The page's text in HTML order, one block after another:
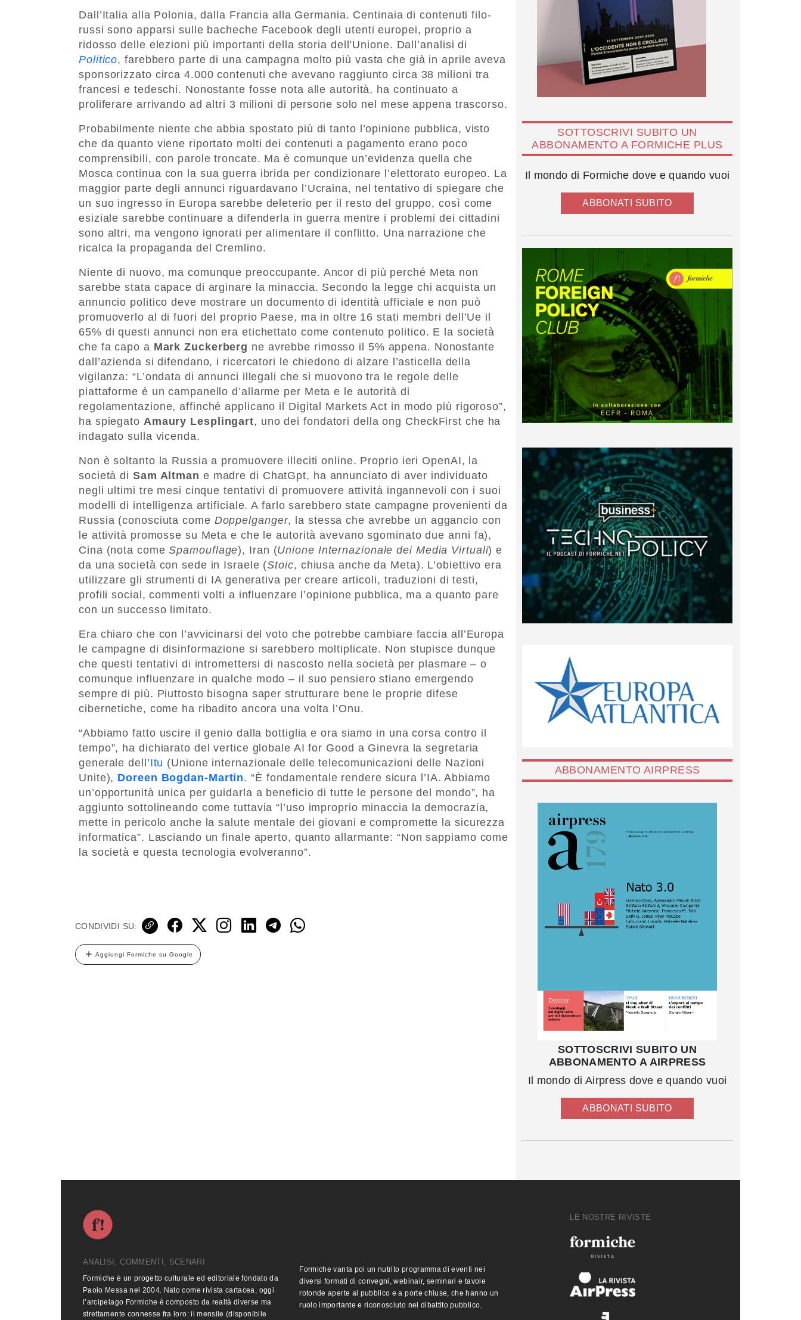
Dall’Italia alla Polonia, dalla Francia alla Germania. Centinaia di contenuti filo-
russi sono apparsi sulle bacheche Facebook degli utenti europei, proprio a
ridosso delle elezioni più importanti della storia dell’Unione. Dall’analisi di
Politico, farebbero parte di una campagna molto più vasta che già in aprile aveva
sponsorizzato circa 4.000 contenuti che avevano raggiunto circa 38 milioni tra
francesi e tedeschi. Nonostante fosse nota alle autorità, ha continuato a
proliferare arrivando ad altri 3 milioni di persone solo nel mese appena trascorso.
Probabilmente niente che abbia spostato più di tanto l’opinione pubblica, visto
che da quanto viene riportato molti dei contenuti a pagamento erano poco
comprensibili, con parole troncate. Ma è comunque un’evidenza quella che
Mosca continua con la sua guerra ibrida per condizionare l’elettorato europeo. La
maggior parte degli annunci riguardavano l’Ucraina, nel tentativo di spiegare che
un suo ingresso in Europa sarebbe deleterio per il resto del gruppo, così come
esiziale sarebbe continuare a difenderla in guerra mentre i problemi dei cittadini
sono altri, ma vengono ignorati per alimentare il conflitto. Una narrazione che
ricalca la propaganda del Cremlino.
Niente di nuovo, ma comunque preoccupante. Ancor di più perché Meta non
sarebbe stata capace di arginare la minaccia. Secondo la legge chi acquista un
annuncio politico deve mostrare un documento di identità ufficiale e non può
promuoverlo al di fuori del proprio Paese, ma in oltre 16 stati membri dell’Ue il
65% di questi annunci non era etichettato come contenuto politico. E la società
che fa capo a Mark Zuckerberg ne avrebbe rimosso il 5% appena. Nonostante
dall’azienda si difendano, i ricercatori le chiedono di alzare l’asticella della
vigilanza: “L’ondata di annunci illegali che si muovono tra le regole delle
piattaforme è un campanello d’allarme per Meta e le autorità di
regolamentazione, affinché applicano il Digital Markets Act in modo più rigoroso”,
ha spiegato Amaury Lesplingart, uno dei fondatori della ong CheckFirst che ha
indagato sulla vicenda.
Non è soltanto la Russia a promuovere illeciti online. Proprio ieri OpenAI, la
società di Sam Altman e madre di ChatGpt, ha annunciato di aver individuato
negli ultimi tre mesi cinque tentativi di promuovere attività ingannevoli con i suoi
modelli di intelligenza artificiale. A farlo sarebbero state campagne provenienti da
Russia (conosciuta come Doppelganger, la stessa che avrebbe un aggancio con
le attività promosse su Meta e che le autorità avevano sgominato due anni fa),
Cina (nota comeSpamouflage), Iran (Unione Internazionale dei Media Virtuali) e
da una società con sede in Israele (Stoic, chiusa anche da Meta). L’obiettivo era
utilizzare gli strumenti di IA generativa per creare articoli, traduzioni di testi,
profili social, commenti volti a influenzare l’opinione pubblica, ma a quanto pare
con un successo limitato.
Era chiaro che con l’avvicinarsi del voto che potrebbe cambiare faccia all’Europa
le campagne di disinformazione si sarebbero moltiplicate. Non stupisce dunque
che questi tentativi di intromettersi di nascosto nella società per plasmare – o
comunque influenzare in qualche modo – il suo pensiero stiano emergendo
sempre di più. Piuttosto bisogna saper strutturare bene le proprie difese
cibernetiche, come ha ribadito ancora una volta l’Onu.
“Abbiamo fatto uscire il genio dalla bottiglia e ora siamo in una corsa contro il
tempo”, ha dichiarato del vertice globale AI for Good a Ginevra la segretaria
generale dell’Itu (Unione internazionale delle telecomunicazioni delle Nazioni
Unite), Doreen Bogdan-Martin. “È fondamentale rendere sicura l’IA. Abbiamo
un’opportunità unica per guidarla a beneficio di tutte le persone del mondo”, ha
aggiunto sottolineando come tuttavia “l’uso improprio minaccia la democrazia,
mette in pericolo anche la salute mentale dei giovani e compromette la sicurezza
informatica”. Lasciando un finale aperto, quanto allarmante: “Non sappiamo come
la società e questa tecnologia evolveranno”.
CONDIVIDI SU:
Aggiungi Formiche su Google
SOTTOSCRIVI SUBITO UN
ABBONAMENTO A FORMICHE PLUS
Il mondo di Formiche dove e quando vuoi
ABBONATI SUBITO
ABBONAMENTO AIRPRESS
SOTTOSCRIVI SUBITO UN
ABBONAMENTO A AIRPRESS
Il mondo di Airpress dove e quando vuoi
ABBONATI SUBITO
ANALISI, COMMENTI, SCENARI
Formiche è un progetto culturale ed editoriale fondato da
Paolo Messa nel 2004. Nato come rivista cartacea, oggi
l’arcipelago Formiche è composto da realtà diverse ma
strettamente connesse fra loro: il mensile (disponibile
Formiche vanta poi un nutrito programma di eventi nei
diversi formati di convegni, webinair, seminari e tavole
rotonde aperte al pubblico e a porte chiuse, che hanno un
ruolo importante e riconosciuto nel dibattito pubblico.
LE NOSTRE RIVISTE